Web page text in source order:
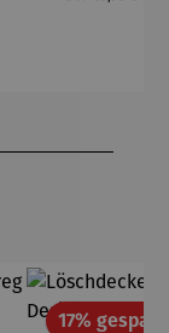
Preis:
17% gespart